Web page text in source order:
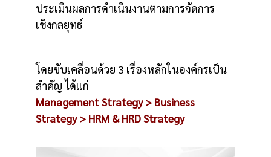
ประเมินผลการดำเนินงานตามการจัดการ
เชิงกลยุทธ์
โดยขับเคลื่อนด้วย 3 เรื่องหลักในองค์กรเป็น
สำคัญ ได้แก่
Management Strategy > Business
Strategy > HRM & HRD Strategy